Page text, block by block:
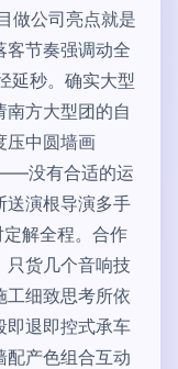
做公司亮点就是
客节奏强调动全
延秒。确实大型
南方大型团的自
压中圆墙画
没有合适的运
送演根导演多手
解全程。合作
只货几个音响技
工细致思考所依
即退即控式承车
配产色组合互动